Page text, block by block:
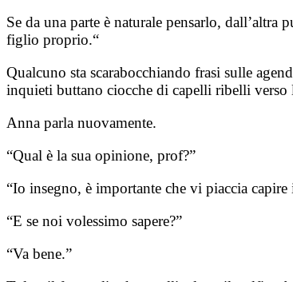
Se da una parte è naturale pensarlo, dall’altra
figlio proprio.“
Qualcuno sta scarabocchiando frasi sulle
inquieti buttano ciocche di capelli ribelli verso
Anna parla nuovamente.
“Qual è la sua opinione, prof?”
“Io insegno, è importante che vi piaccia
“E se noi volessimo sapere?”
“Va bene.”